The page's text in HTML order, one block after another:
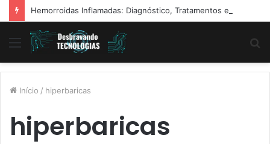
Menu
Início / hiperbaricas
hiperbaricas